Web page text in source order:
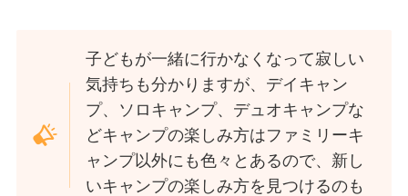
子どもが一緒に行かなくなって寂しい
気持ちも分かりますが、デイキャン
プ、ソロキャンプ、デュオキャンプな
どキャンプの楽しみ方はファミリーキ
ャンプ以外にも色々とあるので、新し
いキャンプの楽しみ方を見つけるのも